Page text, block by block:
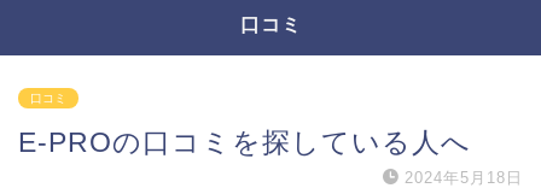
口コミ
口コミ
E-PROの口コミを探している人へ
2024年5月18日